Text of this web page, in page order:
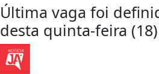
Última vaga foi
desta quinta-feira (18)